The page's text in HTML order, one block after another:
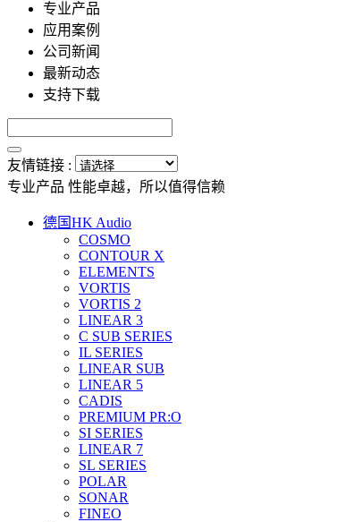
专业产品
应用案例
公司新闻
最新动态
支持下载
友情链接 :
专业产品 性能卓越，所以值得信赖
德国HK Audio
COSMO
CONTOUR X
ELEMENTS
VORTIS
VORTIS 2
LINEAR 3
C SUB SERIES
IL SERIES
LINEAR SUB
LINEAR 5
CADIS
PREMIUM PR:O
SI SERIES
LINEAR 7
SL SERIES
POLAR
SONAR
FINEO